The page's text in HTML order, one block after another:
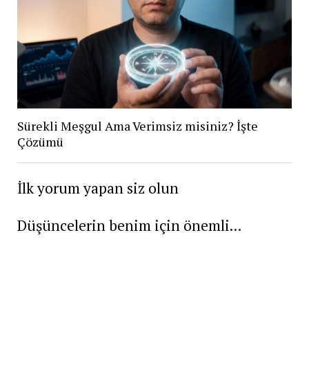
Sürekli Meşgul Ama Verimsiz misiniz? İşte
Çözümü
İlk yorum yapan siz olun
Düşüncelerin benim için önemli...